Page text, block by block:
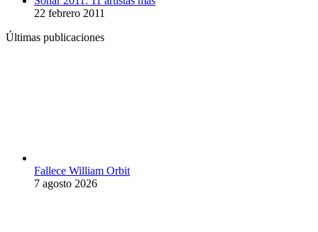
22 febrero 2011
Últimas publicaciones
Fallece William Orbit
7 agosto 2026